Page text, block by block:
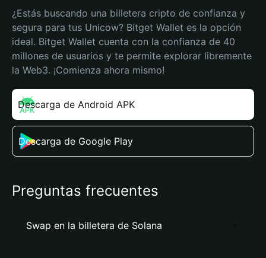
¿Estás buscando una billetera cripto de confianza y
segura para tus Unicow? Bitget Wallet es la opción
ideal. Bitget Wallet cuenta con la confianza de 40
millones de usuarios y te permite explorar libremente
la Web3. ¡Comienza ahora mismo!
Descarga de Android APK
Descarga de Google Play
Preguntas frecuentes
Swap en la billetera de Solana